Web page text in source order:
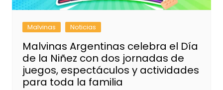
Malvinas Noticias
Malvinas Argentinas celebra el Día
de la Niñez con dos jornadas de
juegos, espectáculos y actividades
para toda la familia